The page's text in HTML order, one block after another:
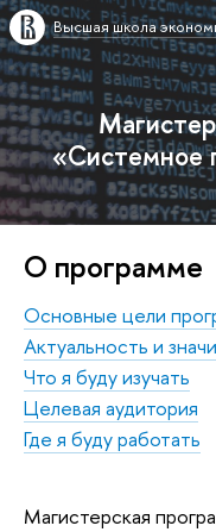
Высшая школа
«Системное
О программе
Основные цели
Актуальность и
Что я буду изучать
Целевая аудитория
Где я буду работать
Магистерская